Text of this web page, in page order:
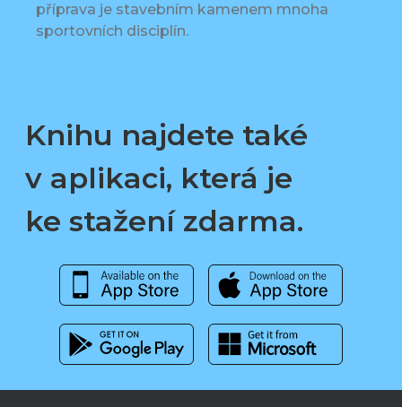
příprava je stavebním kamenem mnoha
sportovních disciplín.
Knihu najdete také
v aplikaci, která je
ke stažení zdarma.